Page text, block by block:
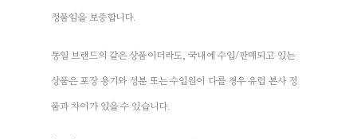
정품임을 보증합니다.
동일 브랜드의 같은 상품이더라도, 국내에 수입/판매되고 있는
상품은 포장 용기와 성분 또는 수입원이 다를 경우 유럽 본사 정
품과 차이가 있을 수 있습니다.